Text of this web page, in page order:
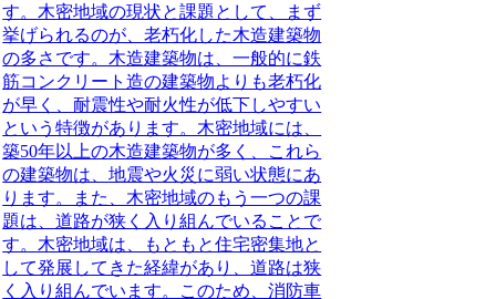
す。木密地域の現状と課題として、まず
挙げられるのが、老朽化した木造建築物
の多さです。木造建築物は、一般的に鉄
筋コンクリート造の建築物よりも老朽化
が早く、耐震性や耐火性が低下しやすい
という特徴があります。木密地域には、
築50年以上の木造建築物が多く、これら
の建築物は、地震や火災に弱い状態にあ
ります。また、木密地域のもう一つの課
題は、道路が狭く入り組んでいることで
す。木密地域は、もともと住宅密集地と
して発展してきた経緯があり、道路は狭
く入り組んでいます。このため、消防車